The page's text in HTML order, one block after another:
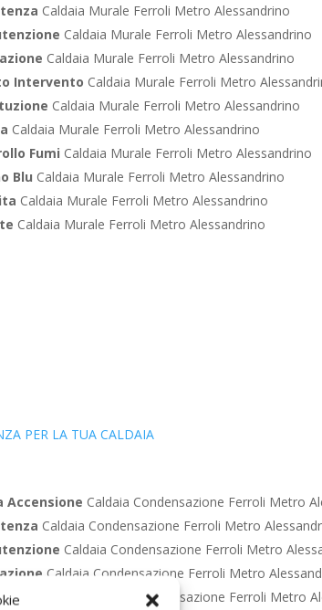
Caldaia Murale Ferroli Metro Alessandrino
Caldaia Murale Ferroli Metro Alessandrino
Caldaia Murale Ferroli Metro Alessandrino
Intervento Caldaia Murale Ferroli Metro
Caldaia Murale Ferroli Metro Alessandrino
Caldaia Murale Ferroli Metro Alessandrino
Fumi Caldaia Murale Ferroli Metro Alessandrino
Blu Caldaia Murale Ferroli Metro Alessandrino
Caldaia Murale Ferroli Metro Alessandrino
Caldaia Murale Ferroli Metro Alessandrino
PER LA TUA CALDAIA
Accensione Caldaia Condensazione Ferroli Metro
Caldaia Condensazione Ferroli Metro
Caldaia Condensazione Ferroli Metro
Caldaia Condensazione Ferroli Metro
Intervento
Caldaia Condensazione Ferroli Metro